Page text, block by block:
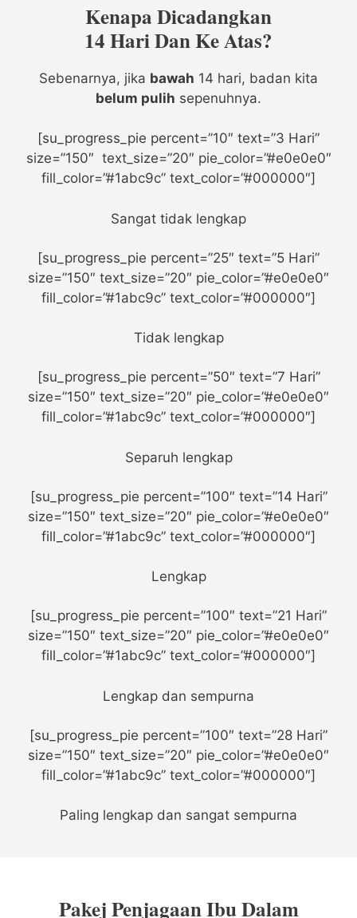
Kenapa Dicadangkan
14 Hari Dan Ke Atas?
Sebenarnya, jika bawah 14 hari, badan kita
belum pulih sepenuhnya.
[su_progress_pie percent=”10″ text=”3 Hari”
size=”150″ text_size=”20″ pie_color=”#e0e0e0″
fill_color=”#1abc9c” text_color=”#000000″]
Sangat tidak lengkap
[su_progress_pie percent=”25″ text=”5 Hari”
size=”150″ text_size=”20″ pie_color=”#e0e0e0″
fill_color=”#1abc9c” text_color=”#000000″]
Tidak lengkap
[su_progress_pie percent=”50″ text=”7 Hari”
size=”150″ text_size=”20″ pie_color=”#e0e0e0″
fill_color=”#1abc9c” text_color=”#000000″]
Separuh lengkap
[su_progress_pie percent=”100″ text=”14 Hari”
size=”150″ text_size=”20″ pie_color=”#e0e0e0″
fill_color=”#1abc9c” text_color=”#000000″]
Lengkap
[su_progress_pie percent=”100″ text=”21 Hari”
size=”150″ text_size=”20″ pie_color=”#e0e0e0″
fill_color=”#1abc9c” text_color=”#000000″]
Lengkap dan sempurna
[su_progress_pie percent=”100″ text=”28 Hari”
size=”150″ text_size=”20″ pie_color=”#e0e0e0″
fill_color=”#1abc9c” text_color=”#000000″]
Paling lengkap dan sangat sempurna
Pakej Penjagaan Ibu Dalam